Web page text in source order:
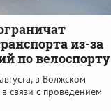
из-за
по велоспорту
в Волжском
связи с проведением